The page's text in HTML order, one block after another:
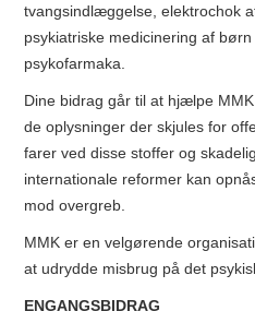
tvangsindlæggelse, elektrochok
psykiatriske medicinering af
psykofarmaka.
Dine bidrag går til at hjælpe
de oplysninger der skjules for
farer ved disse stoffer og
internationale reformer kan
mod overgreb.
MMK er en velgørende
at udrydde misbrug på det
ENGANGSBIDRAG